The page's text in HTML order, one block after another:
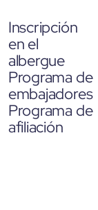
Inscripción
en el
albergue
Programa de
embajadores
Programa de
afiliación